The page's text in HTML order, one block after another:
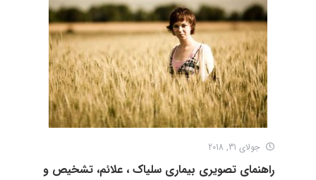
جولای 31, 2018
راهنمای تصویری بیماری سلیاک ، علائم، تشخیص و